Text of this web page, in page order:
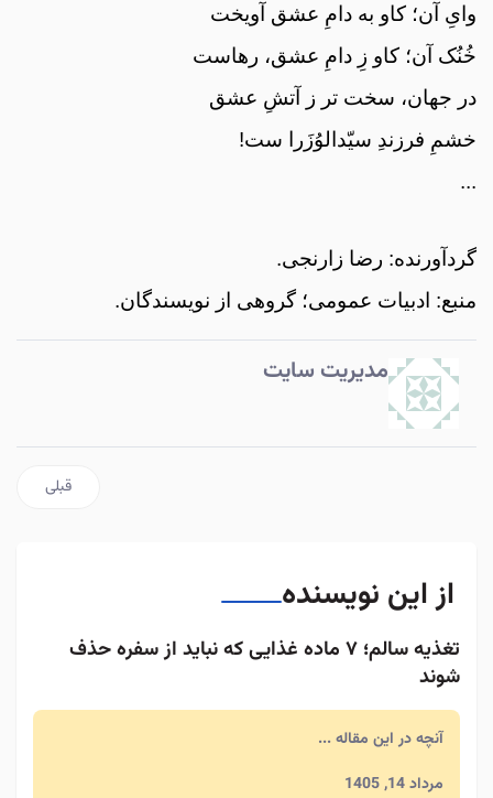
وایِ آن؛ کاو به دامِ عشق آویخت
خُنُک آن؛ کاو زِ دامِ عشق، رهاست
در جهان، سخت تر ز آتشِ عشق
خشمِ فرزندِ سیّدالوُزَرا ست!
...
گردآورنده: رضا زارنجی.
منبع: ادبیات عمومی؛ گروهی از نویسندگان.
مدیریت سایت
مطلب
قبلی
از این نویسنده
تغذیه سالم؛ ۷ ماده غذایی که نباید از سفره حذف
شوند
آنچه در این مقاله ...
مرداد 14, 1405